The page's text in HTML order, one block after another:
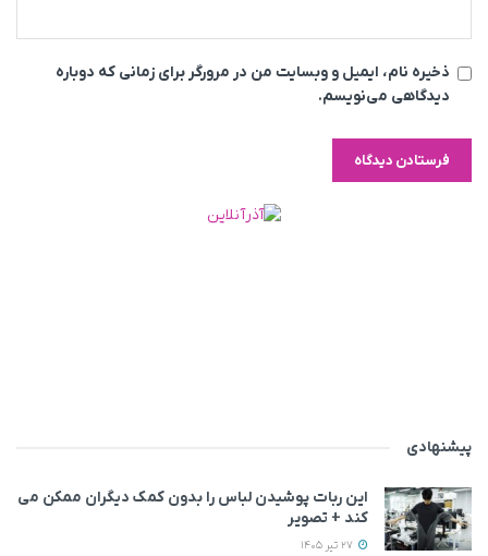
ذخیره نام، ایمیل و وبسایت من در مرورگر برای زمانی که دوباره
دیدگاهی می‌نویسم.
پیشنهادی
این ربات پوشیدن لباس را بدون کمک دیگران ممکن می‌
کند + تصویر